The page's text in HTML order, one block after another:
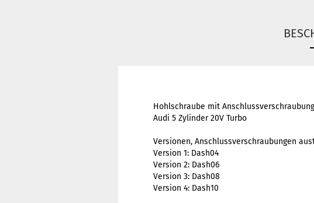
Hohlschraube mit
Audi 5 Zylinder 20V Turbo
Versionen, Anschlussverschraubungen
Version 1: Dash04
Version 2: Dash06
Version 3: Dash08
Version 4: Dash10